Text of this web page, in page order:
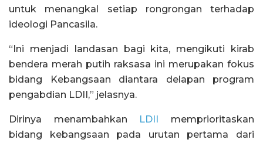
untuk menangkal setiap rongrongan terhadap
ideologi Pancasila.
“Ini menjadi landasan bagi kita, mengikuti kirab
bendera merah putih raksasa ini merupakan fokus
bidang Kebangsaan diantara delapan program
pengabdian LDII,” jelasnya.
Dirinya menambahkan LDII memprioritaskan
bidang kebangsaan pada urutan pertama dari